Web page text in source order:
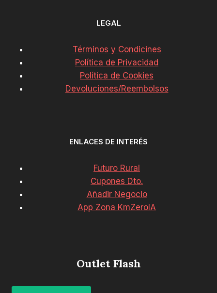
LEGAL
Términos y Condicines
Política de Privacidad
Política de Cookies
Devoluciones/Reembolsos
ENLACES DE INTERÉS
Futuro Rural
Cupones Dto.
Añadir Negocio
App Zona KmZeroIA
Outlet Flash